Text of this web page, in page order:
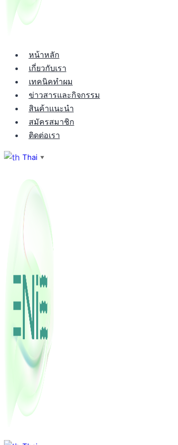
หน้าหลัก
เกี่ยวกับเรา
เทคนิคทำผม
ข่าวสารและกิจกรรม
สินค้าแนะนำ
สมัครสมาชิก
ติดต่อเรา
Thai ▼